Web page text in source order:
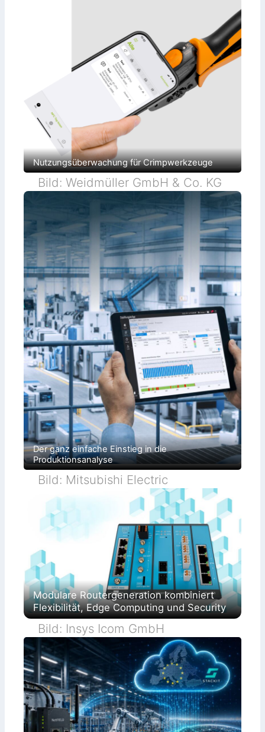
Nutzungsüberwachung für Crimpwerkzeuge
Bild: Weidmüller GmbH & Co. KG
Der ganz einfache Einstieg in die
Produktionsanalyse
Bild: Mitsubishi Electric
Modulare Routergeneration kombiniert
Flexibilität, Edge Computing und Security
Bild: Insys Icom GmbH